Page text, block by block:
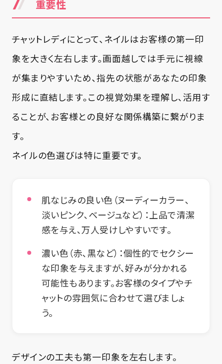
重要性
チャットレディにとって、ネイルはお客様の第一印
象を大きく左右します。画面越しでは手元に視線
が集まりやすいため、指先の状態があなたの印象
形成に直結します。この視覚効果を理解し、活用す
ることが、お客様との良好な関係構築に繋がりま
す。
ネイルの色選びは特に重要です。
肌なじみの良い色（ヌーディーカラー、
淡いピンク、ベージュなど） ：上品で清潔
感を与え、万人受けしやすいです。
濃い色（赤、黒など） ：個性的でセクシー
な印象を与えますが、好みが分かれる
可能性もあります。お客様のタイプやチ
ャットの雰囲気に合わせて選びましょ
う。
デザインの工夫も第一印象を左右します。